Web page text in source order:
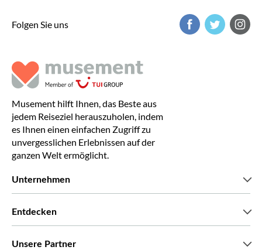
Folgen Sie uns
Musement hilft Ihnen, das Beste aus
jedem Reiseziel herauszuholen, indem
es Ihnen einen einfachen Zugriff zu
unvergesslichen Erlebnissen auf der
ganzen Welt ermöglicht.
Unternehmen
Entdecken
Unsere Partner